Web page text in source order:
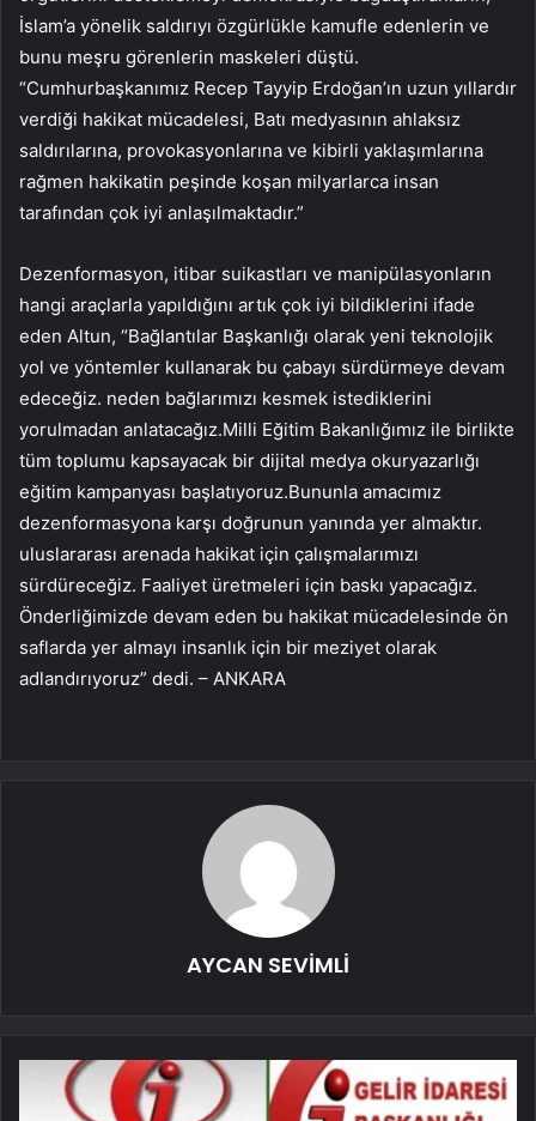
İslam’a yönelik saldırıyı özgürlükle kamufle edenlerin ve
bunu meşru görenlerin maskeleri düştü.
“Cumhurbaşkanımız Recep Tayyip Erdoğan’ın uzun yıllardır
verdiği hakikat mücadelesi, Batı medyasının ahlaksız
saldırılarına, provokasyonlarına ve kibirli yaklaşımlarına
rağmen hakikatin peşinde koşan milyarlarca insan
tarafından çok iyi anlaşılmaktadır.”
Dezenformasyon, itibar suikastları ve manipülasyonların
hangi araçlarla yapıldığını artık çok iyi bildiklerini ifade
eden Altun, “Bağlantılar Başkanlığı olarak yeni teknolojik
yol ve yöntemler kullanarak bu çabayı sürdürmeye devam
edeceğiz. neden bağlarımızı kesmek istediklerini
yorulmadan anlatacağız.Milli Eğitim Bakanlığımız ile birlikte
tüm toplumu kapsayacak bir dijital medya okuryazarlığı
eğitim kampanyası başlatıyoruz.Bununla amacımız
dezenformasyona karşı doğrunun yanında yer almaktır.
uluslararası arenada hakikat için çalışmalarımızı
sürdüreceğiz. Faaliyet üretmeleri için baskı yapacağız.
Önderliğimizde devam eden bu hakikat mücadelesinde ön
saflarda yer almayı insanlık için bir meziyet olarak
adlandırıyoruz” dedi. – ANKARA
AYCAN SEVİMLİ